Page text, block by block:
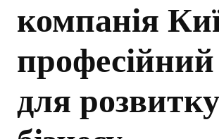
компанія
для